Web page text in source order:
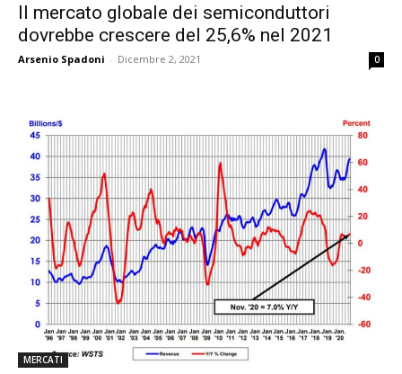
Il mercato globale dei semiconduttori
dovrebbe crescere del 25,6% nel 2021
Arsenio Spadoni - Dicembre 2, 2021 0
MERCATI